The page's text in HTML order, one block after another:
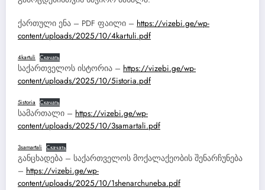
ქართული ენა – PDF ფაილი – https://vizebi.ge/wp-
content/uploads/2025/10/4kartuli.pdf
4kartuli Скачать
საქართველოს ისტორია – https://vizebi.ge/wp-
content/uploads/2025/10/5istoria.pdf
5istoria Скачать
სამართალი – https://vizebi.ge/wp-
content/uploads/2025/10/3samartali.pdf
3samartali Скачать
განცხადება – საქართველოს მოქალაქეობის შენარჩუნება
– https://vizebi.ge/wp-
content/uploads/2025/10/1shenarchuneba.pdf